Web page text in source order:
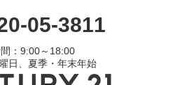
05-3811
：9:00～18:00
日、夏季・年末年始